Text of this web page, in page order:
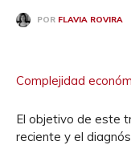
POR FLAVIA ROVIRA
Complejidad
El objetivo de este
reciente y el